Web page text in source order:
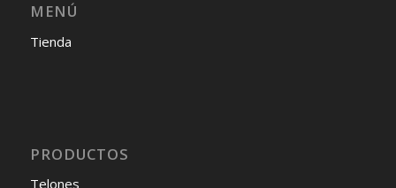
MENÚ
Tienda
PRODUCTOS
Telones